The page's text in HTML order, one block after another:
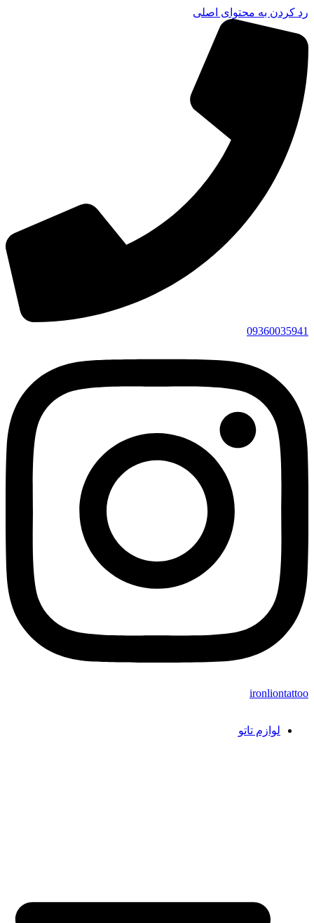
رد کردن به محتوای اصلی
09360035941
ironliontattoo
لوازم تاتو